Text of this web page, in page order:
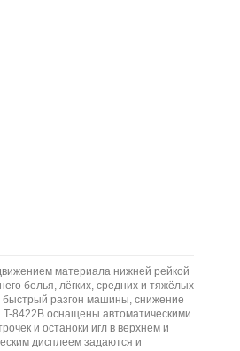
материала нижней рейкой
белья, лёгких, средних и тяжёлых
быстрый разгон машины, снижение
8422B оснащены автоматическими
и останоки игл в верхнем и
дисплеем задаются и